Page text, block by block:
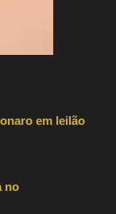
em leilão
no